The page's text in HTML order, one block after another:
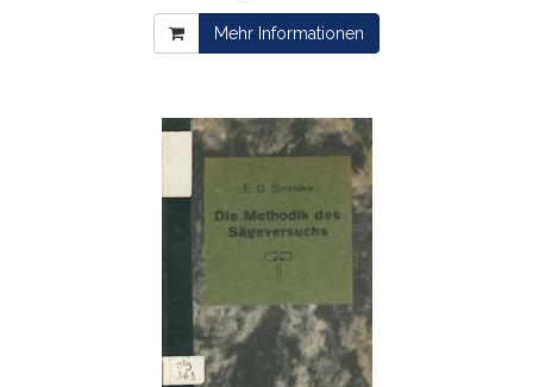
Mehr Informationen